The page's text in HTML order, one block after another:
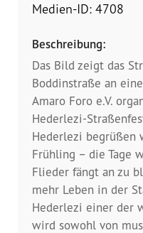
Dachorganisationen
Anlaufstelle Nevo Foro
Stadt)
Bildungsangebote für
Leistungsbehörden und
Sozialberatungsstellen
Dokumentationsstelle
Medien-ID: 4708
Beschreibung:
Das Bild zeigt das
Boddinstraße an
Amaro Foro e.V.
Hederlezi-
Hederlezi begrüßen
Frühling – die Tage
Flieder fängt an zu
mehr Leben in der
Hederlezi einer der
wird sowohl von